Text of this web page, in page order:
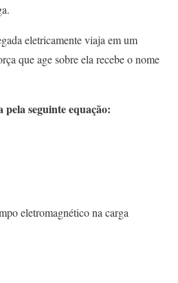
eletricamente viaja em um
que age sobre ela recebe o nome
seguinte equação:
eletromagnético na carga